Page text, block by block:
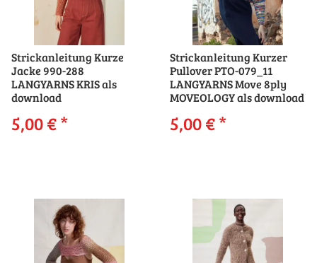
Strickanleitung Kurze
Jacke 990-288
LANGYARNS KRIS als
download
5,00 €*
Strickanleitung Kurzer
Pullover PTO-079_11
LANGYARNS Move 8ply
MOVEOLOGY als download
5,00 €*